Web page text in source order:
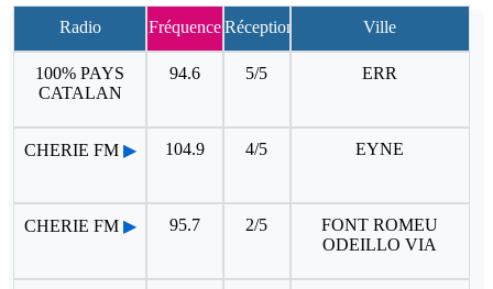
Radio FréquenceRéception Ville
100% PAYS
CATALAN
94.6 5/5 ERR
CHERIE FM ▶ 104.9 4/5 EYNE
CHERIE FM ▶ 95.7 2/5
FONT ROMEU
ODEILLO VIA